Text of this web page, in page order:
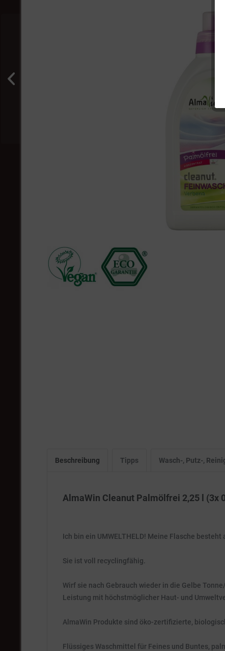
Beschreibung Tipps Wasch-, Putz-,
AlmaWin Cleanut Palmölfrei 2,25 l (3x
Ich bin ein UMWELTHELD! Meine Flasche
Sie ist voll recyclingfähig.
Wirf sie nach Gebrauch wieder in die Gelbe
Leistung mit höchstmöglicher Haut- und
AlmaWin Produkte sind öko-zertifizierte,
Flüssiges Waschmittel für Feines und Buntes,